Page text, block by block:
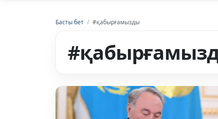
Басты бет / #қабырғамызды